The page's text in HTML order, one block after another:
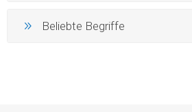
Beliebte Begriffe